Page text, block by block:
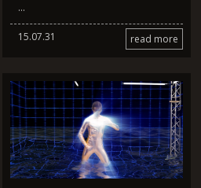
...
15.07.31 read more